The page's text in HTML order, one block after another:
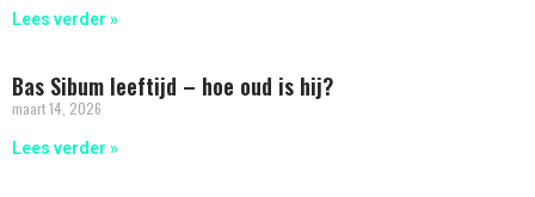
Lees verder »
Bas Sibum leeftijd – hoe oud is hij?
maart 14, 2026
Lees verder »